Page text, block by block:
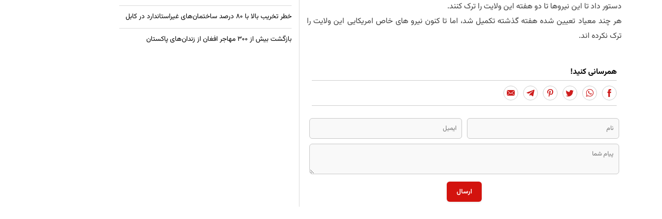
دستور داد تا این نیروها تا دو هفته این ولایت را ترک کنند.
هر چند معیاد تعیین شده هفته گذشته تکمیل شد، اما تا کنون نیرو های خاص امریکایی این ولایت را
ترک نکرده اند.
همرسانی کنید!
ارسال
خطر تخریب بالا با ۸۰ درصد ساختمان‌های غیراستاندارد در کابل
بازگشت بیش از ۳۰۰ مهاجر افغان از زندان‌های پاکستان